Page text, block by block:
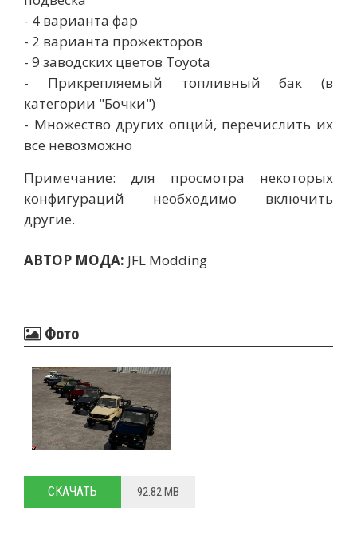
- 4 варианта фар
- 2 варианта прожекторов
- 9 заводских цветов Toyota
- Прикрепляемый топливный бак (в
категории "Бочки")
- Множество других опций, перечислить их
все невозможно
Примечание: для просмотра некоторых
конфигураций необходимо включить
другие.
АВТОР МОДА: JFL Modding
Фото
СКАЧАТЬ 92.82 MB